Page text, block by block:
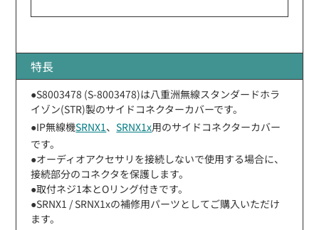
特長
●S8003478 (S-8003478)は八重洲無線スタンダードホラ
イゾン(STR)製のサイドコネクターカバーです。
●IP無線機SRNX1 、SRNX1x用のサイドコネクターカバー
です。
●オーディオアクセサリを接続しないで使用する場合に、
接続部分のコネクタを保護します。
●取付ネジ1本とOリング付きです。
●SRNX1 / SRNX1xの補修用パーツとしてご購入いただけ
ます。